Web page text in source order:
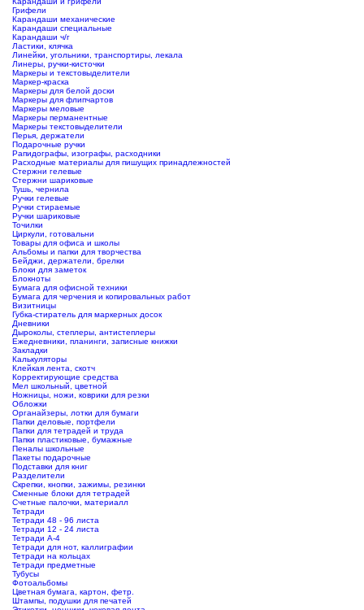
Грифели
Карандаши механические
Карандаши специальные
Карандаши ч/г
Ластики, клячка
Линейки, угольники, транспортиры, лекала
Линеры, ручки-кисточки
Маркеры и текстовыделители
Маркер-краска
Маркеры для белой доски
Маркеры для флипчартов
Маркеры меловые
Маркеры перманентные
Маркеры текстовыделители
Перья, держатели
Подарочные ручки
Рапидографы, изографы, расходники
Расходные материалы для пишущих принадлежностей
Стержни гелевые
Стержни шариковые
Тушь, чернила
Ручки гелевые
Ручки стираемые
Ручки шариковые
Точилки
Циркули, готовальни
Товары для офиса и школы
Альбомы и папки для творчества
Бейджи, держатели, брелки
Блоки для заметок
Блокноты
Бумага для офисной техники
Бумага для черчения и копировальных работ
Визитницы
Губка-стиратель для маркерных досок
Дневники
Дыроколы, степлеры, антистеплеры
Ежедневники, планинги, записные книжки
Закладки
Калькуляторы
Клейкая лента, скотч
Корректирующие средства
Мел школьный, цветной
Ножницы, ножи, коврики для резки
Обложки
Органайзеры, лотки для бумаги
Папки деловые, портфели
Папки для тетрадей и труда
Папки пластиковые, бумажные
Пеналы школьные
Пакеты подарочные
Подставки для книг
Разделители
Скрепки, кнопки, зажимы, резинки
Сменные блоки для тетрадей
Счетные палочки, материалл
Тетради
Тетради 48 - 96 листа
Тетради 12 - 24 листа
Тетради А-4
Тетради для нот, каллиграфии
Тетради на кольцах
Тетради предметные
Тубусы
Фотоальбомы
Цветная бумага, картон, фетр.
Штампы, подушки для печатей